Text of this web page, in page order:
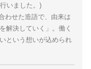
いました。)
わせた造語で、由来は
解決していく」。働く
という想いが込められ